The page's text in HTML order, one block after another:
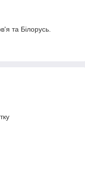
та Білорусь.